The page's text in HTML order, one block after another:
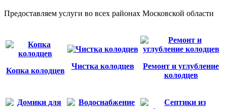
Предоставляем услуги во всех районах Московской области
Копка колодцев
Чистка колодцев
Ремонт и углубление
колодцев